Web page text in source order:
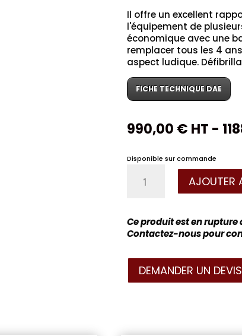
Il offre un excellent
l'équipement de
économique avec une
remplacer tous les 4
aspect ludique.
FICHE TECHNIQUE DAE
990,00 € HT -
Disponible sur commande
Défibrillateur
Samaritan
350P
semi-
AJOUTER
Ce produit est en
Contactez-nous pour
DEMANDER UN DEVIS